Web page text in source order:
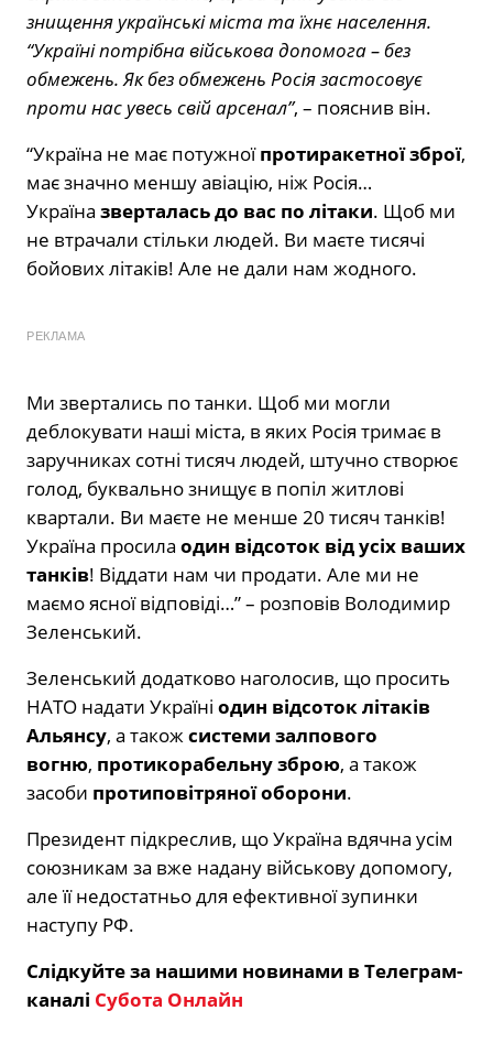
знищення українські міста та їхнє населення.
“Україні потрібна військова допомога – без
обмежень. Як без обмежень Росія застосовує
проти нас увесь свій арсенал”, – пояснив він.
“Україна не має потужноїпротиракетної зброї,
має значно меншу авіацію, ніж Росія…
Україна зверталась до вас по літаки. Щоб ми
не втрачали стільки людей. Ви маєте тисячі
бойових літаків! Але не дали нам жодного.
РЕКЛАМА
Ми звертались по танки. Щоб ми могли
деблокувати наші міста, в яких Росія тримає в
заручниках сотні тисяч людей, штучно створює
голод, буквально знищує в попіл житлові
квартали. Ви маєте не менше 20 тисяч танків!
Україна просила один відсоток від усіх ваших
танків! Віддати нам чи продати. Але ми не
маємо ясної відповіді…” – розповів Володимир
Зеленський.
Зеленський додатково наголосив, що просить
НАТО надати Україні один відсоток літаків
Альянсу, а такожсистеми залпового
вогню, протикорабельну зброю, а також
засоби протиповітряної оборони.
Президент підкреслив, що Україна вдячна усім
союзникам за вже надану військову допомогу,
але її недостатньо для ефективної зупинки
наступу РФ.
Слідкуйте за нашими новинами в Телеграм-
каналі Субота Онлайн